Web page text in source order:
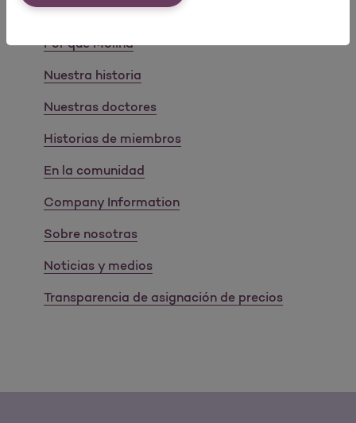
Por qué Molina
Nuestra historia
Nuestras doctores
Historias de miembros
En la comunidad
Company Information
Sobre nosotras
Noticias y medios
Transparencia de asignación de precios